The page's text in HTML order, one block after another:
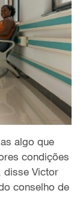
algo que
condições
disse Victor
conselho de